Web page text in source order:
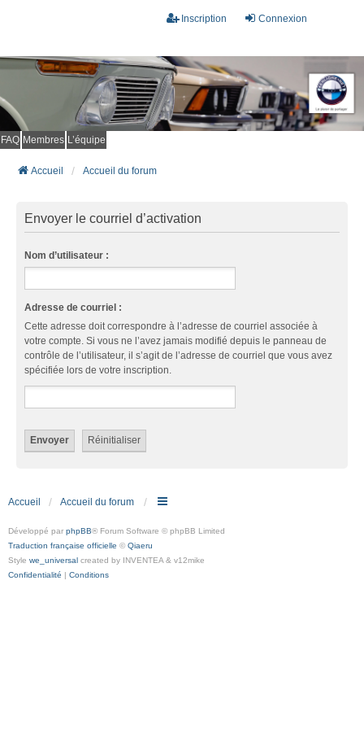
Connexion
Inscription
FAQ Membres L’équipe
Accueil Accueil du forum
Envoyer le courriel d’activation
Nom d’utilisateur :
Adresse de courriel :
Cette adresse doit correspondre à l’adresse de courriel associée à
votre compte. Si vous ne l’avez jamais modifié depuis le panneau de
contrôle de l’utilisateur, il s’agit de l’adresse de courriel que vous avez
spécifiée lors de votre inscription.
Accueil Accueil du forum
Développé par phpBB® Forum Software © phpBB Limited
Traduction française officielle © Qiaeru
Style we_universal created by INVENTEA & v12mike
Confidentialité | Conditions